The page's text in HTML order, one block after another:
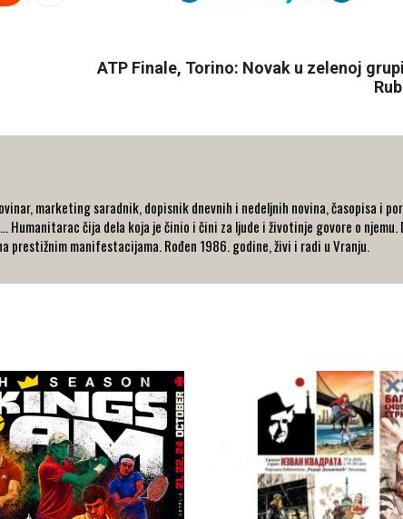
ATP Finale, Torino: Novak u zelenoj
marketing saradnik, dopisnik dnevnih i nedeljnih novina, časopisa i
čija dela koja je činio i čini za ljude i životinje govore o njemu.
prestižnim manifestacijama. Rođen 1986. godine, živi i radi u Vranju.